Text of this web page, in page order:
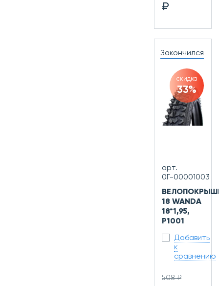
₽
Закончился
скидка
33%
арт.
0Г-00001003
18 WANDA
18*1,95,
P1001
Добавить
к
сравнению
508 ₽